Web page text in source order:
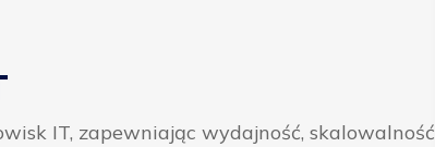
IT, zapewniając wydajność, skalowalność